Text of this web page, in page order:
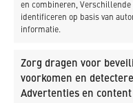
en combineren,
identificeren op basis van
informatie.
Zorg dragen voor
voorkomen en
Advertenties en
Klik om
deze